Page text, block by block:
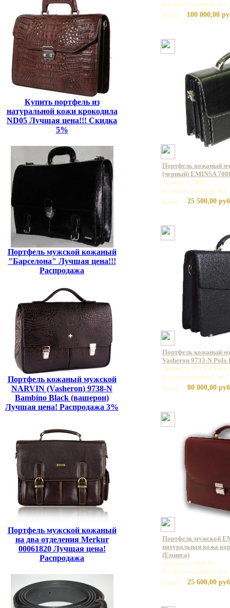
Купить портфель из
натуральной кожи крокодила
ND05 Лучшая цена!!! Скидка
5%
Портфель мужской кожаный
"Барселона" Лучшая цена!!!
Распродажа
Портфель кожаный мужской
NARVIN (Vasheron) 9738-N
Bambino Black (вашерон)
Лучшая цена! Распродажа 3%
Портфель мужской кожаный
на два отделения Merkur
00061820 Лучщая цена!
Распродажа
Базовая единица: шт
Цена:
100 000,00
Портфель кожаный
(черный) EMINSA
Артикул: 7086
Базовая единица: шт
Цена:
25 500,00
Портфель кожаный
Vasheron 9733-N
Артикул: 9733 N Polo
Базовая единица: шт
Цена:
80 000,00
Портфель мужской
натуральная кожа
(Еминса)
Артикул: 7068-04
Базовая единица: шт
Цена:
25 600,00